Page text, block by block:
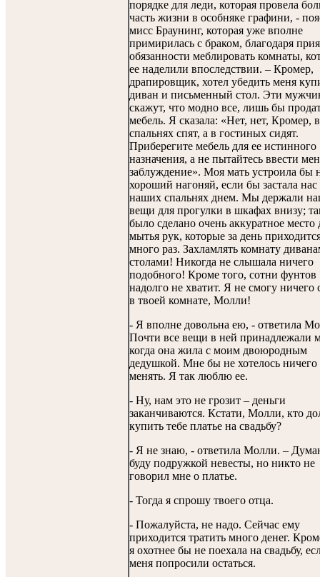
порядке для леди, которая провела
часть жизни в особняке графини, -
мисс Браунинг, которая уже вполне
примирилась с браком, благодаря
обязанности меблировать комнаты,
ее наделили впоследствии. – Кромер,
драпировщик, хотел убедить меня
диван и письменный стол. Эти
скажут, что модно все, лишь бы
мебель. Я сказала: «Нет, нет, Кромер, в
спальнях спят, а в гостиных сидят.
Приберегите мебель для ее истинного
назначения, а не пытайтесь ввести
заблуждение». Моя мать устроила бы
хороший нагоняй, если бы застала нас
наших спальнях днем. Мы держали
вещи для прогулки в шкафах внизу;
было сделано очень аккуратное место
мытья рук, которые за день
много раз. Захламлять комнату
столами! Никогда не слышала ничего
подобного! Кроме того, сотни фунтов
надолго не хватит. Я не смогу ничего
в твоей комнате, Молли!
- Я вполне довольна ею, - ответила
Почти все вещи в ней принадлежали
когда она жила с моим двоюродным
дедушкой. Мне бы не хотелось ничего
менять. Я так люблю ее.
- Ну, нам это не грозит – деньги
заканчиваются. Кстати, Молли, кто
купить тебе платье на свадьбу?
- Я не знаю, - ответила Молли. –
буду подружкой невесты, но никто не
говорил мне о платье.
- Тогда я спрошу твоего отца.
- Пожалуйста, не надо. Сейчас ему
приходится тратить много денег.
я охотнее бы не поехала на свадьбу,
меня попросили остаться.